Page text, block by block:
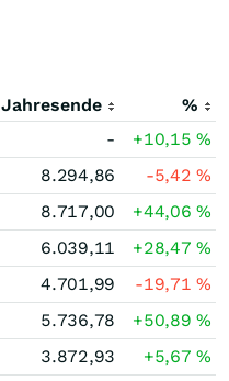
Jahresende
%
- +10,15%
8.294,86 -5,42%
8.717,00 +44,06%
6.039,11 +28,47%
4.701,99 -19,71%
5.736,78 +50,89%
3.872,93 +5,67%